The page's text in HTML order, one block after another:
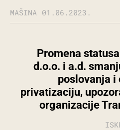
MAŠINA 01.06.2023.
Promena
d.o.o. i a.d.
poslovanja i
privatizaciju,
organizacije